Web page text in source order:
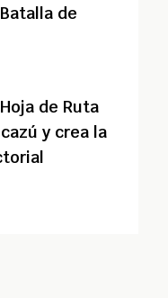
de
de Ruta
y crea la